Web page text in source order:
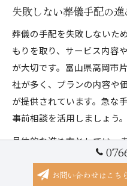
失敗しない葬儀手配の進
葬儀の手配を失敗しないた
もりを取り、サービス内容
が大切です。富山県高岡市
社が多く、プランの内容や
が提供されています。急な
事前相談を活用しましょう。
具体的な進め方としては、
葬、一般葬、火葬式など）
スや予算感を整理します。
お問い合わせはこち